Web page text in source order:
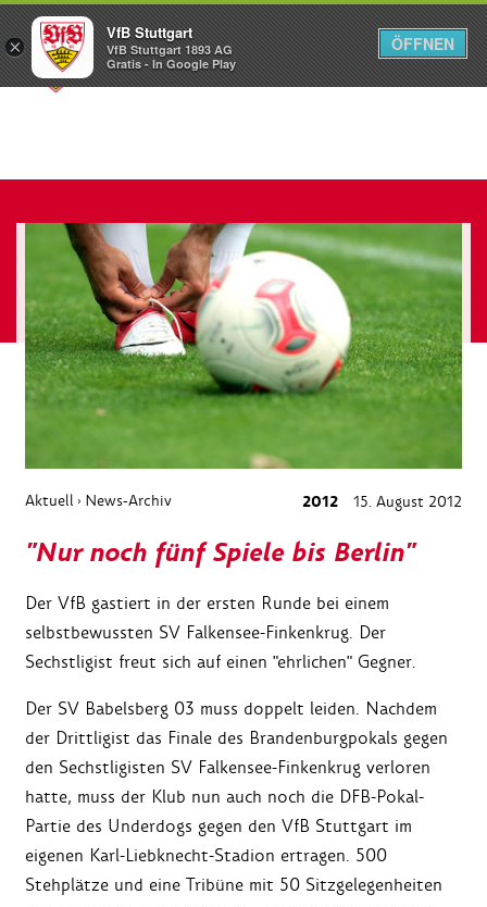
Menü
Aktuell › News-Archiv 2012 15. August 2012
"Nur noch fünf Spiele bis Berlin"
Der VfB gastiert in der ersten Runde bei einem
selbstbewussten SV Falkensee-Finkenkrug. Der
Sechstligist freut sich auf einen "ehrlichen" Gegner.
Der SV Babelsberg 03 muss doppelt leiden. Nachdem
der Drittligist das Finale des Brandenburgpokals gegen
den Sechstligisten SV Falkensee-Finkenkrug verloren
hatte, muss der Klub nun auch noch die DFB-Pokal-
Partie des Underdogs gegen den VfB Stuttgart im
eigenen Karl-Liebknecht-Stadion ertragen. 500
Stehplätze und eine Tribüne mit 50 Sitzgelegenheiten
×
VfB Stuttgart
VfB Stuttgart 1893 AG
Gratis - In Google Play
ÖFFNEN